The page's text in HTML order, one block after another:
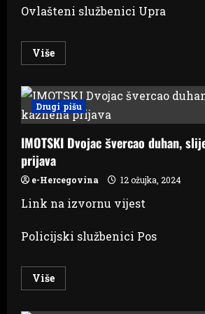
Ovlašteni službenici Upra
VišeRead
more
Mostaru
pao
duhan
vrijedan
KM
Drugi pišu
IMOTSKI Dvojac švercao duhan,
prijava
e-Hercegovina 12 ožujka, 2024
Link na izvornu vijest
Policijski službenici Pos
VišeRead
more